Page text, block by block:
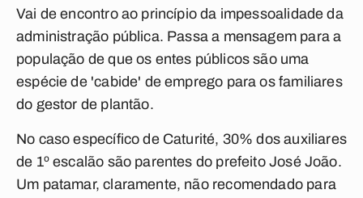
Vai de encontro ao princípio da impessoalidade da
administração pública. Passa a mensagem para a
população de que os entes públicos são uma
espécie de 'cabide' de emprego para os familiares
do gestor de plantão.
No caso específico de Caturité, 30% dos auxiliares
de 1º escalão são parentes do prefeito José João.
Um patamar, claramente, não recomendado para